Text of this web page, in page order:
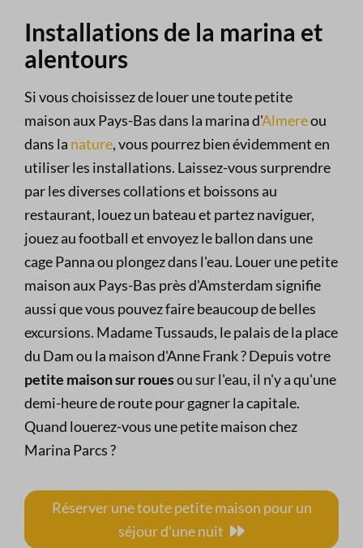
Installations de la marina et
alentours
Si vous choisissez de louer une toute petite
maison aux Pays-Bas dans la marina d'Almereou
dans la nature, vous pourrez bien évidemment en
utiliser les installations. Laissez-vous surprendre
par les diverses collations et boissons au
restaurant, louez un bateau et partez naviguer,
jouez au football et envoyez le ballon dans une
cage Panna ou plongez dans l'eau. Louer une petite
maison aux Pays-Bas près d'Amsterdam signifie
aussi que vous pouvez faire beaucoup de belles
excursions. Madame Tussauds, le palais de la place
du Dam ou la maison d'Anne Frank ? Depuis votre
petite maison sur rouesou sur l'eau, il n'y a qu'une
demi-heure de route pour gagner la capitale.
Quand louerez-vous une petite maison chez
Marina Parcs ?
Réserver une toute petite maison pour un
séjour d'une nuit